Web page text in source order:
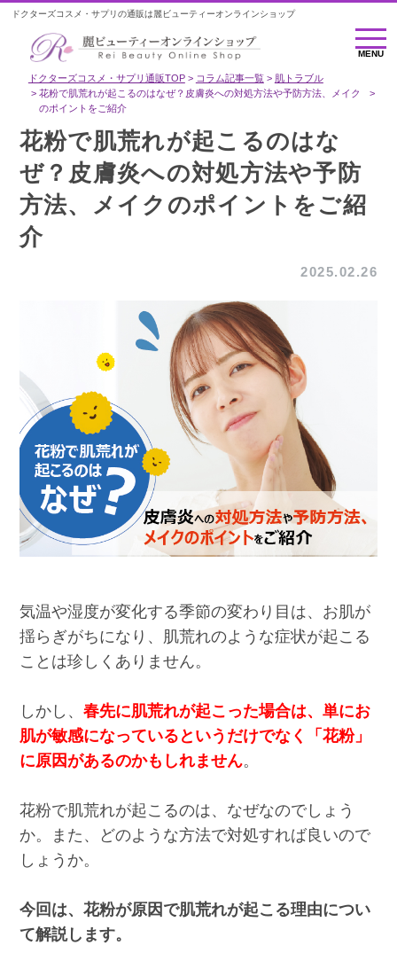
ドクターズコスメ・サプリの通販は麗ビューティーオンラインショップ
MENU
MENU
ドクターズコスメ・サプリ通販TOP コラム記事一覧
肌トラブル
花粉で肌荒れが起こるのはなぜ？皮膚炎への対処方法や予防方法、メイク
のポイントをご紹介
花粉で肌荒れが起こるのはな
ぜ？皮膚炎への対処方法や予防
方法、メイクのポイントをご紹
介
2025.02.26
気温や湿度が変化する季節の変わり目は、お肌が
揺らぎがちになり、肌荒れのような症状が起こる
ことは珍しくありません。
しかし、 春先に肌荒れが起こった場合は、単にお
肌が敏感になっているというだけでなく「花粉」
に原因があるのかもしれません。
花粉で肌荒れが起こるのは、なぜなのでしょう
か。また、どのような方法で対処すれば良いので
しょうか。
今回は、花粉が原因で肌荒れが起こる理由につい
て解説します。